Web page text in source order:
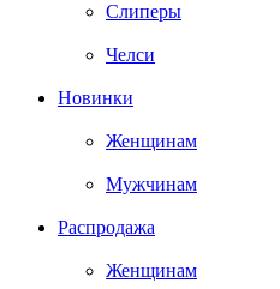
Слиперы
Челси
Новинки
Женщинам
Мужчинам
Распродажа
Женщинам